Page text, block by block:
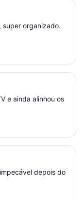
super organizado.
e ainda alinhou os
depois do